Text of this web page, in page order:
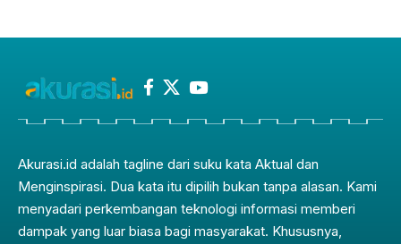
Akurasi.id adalah tagline dari suku kata Aktual dan
Menginspirasi. Dua kata itu dipilih bukan tanpa alasan. Kami
menyadari perkembangan teknologi informasi memberi
dampak yang luar biasa bagi masyarakat. Khususnya,